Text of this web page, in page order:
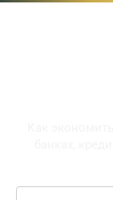
Перейти
Поиск: